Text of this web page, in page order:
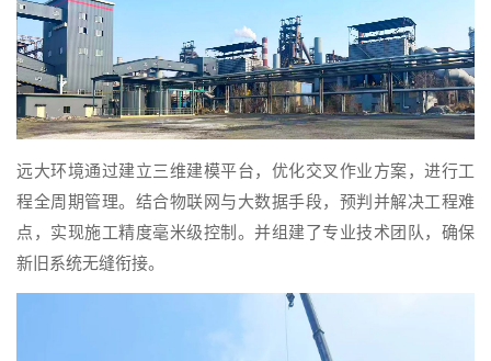
远大环境通过建立三维建模平台，优化交叉作业方案，进行工
程全周期管理。结合物联网与大数据手段，预判并解决工程难
点，实现施工精度毫米级控制。并组建了专业技术团队，确保
新旧系统无缝衔接。